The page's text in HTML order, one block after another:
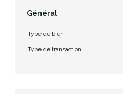
Général
Type de bien
Type de transaction